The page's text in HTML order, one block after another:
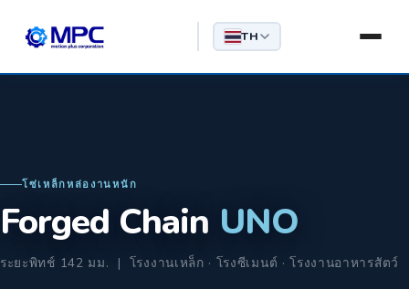
TH
โซ่เหล็กหล่องานหนัก
Forged Chain UNO
ระยะพิทช์ 142 มม. | โรงงานเหล็ก · โรงซีเมนต์ · โรงงานอาหารสัตว์